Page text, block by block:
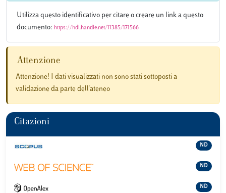
Utilizza questo identificativo per citare o creare un link a questo
documento: https://hdl.handle.net/11385/171566
Attenzione
Attenzione! I dati visualizzati non sono stati sottoposti a
validazione da parte dell'ateneo
Citazioni
ND
ND
ND